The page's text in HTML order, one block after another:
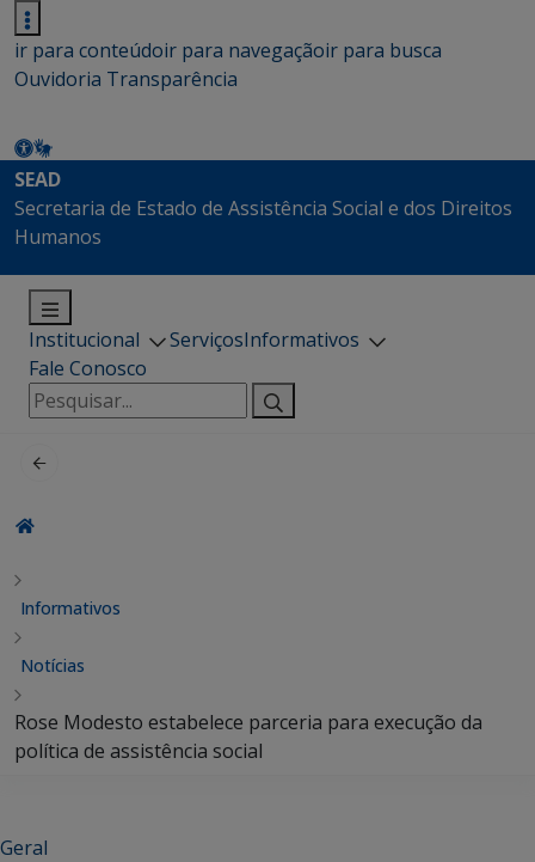
ir para conteúdoir para navegaçãoir para busca
Ouvidoria Transparência
SEAD
Secretaria de Estado de Assistência Social e dos Direitos
Humanos
Institucional ServiçosInformativos
Fale Conosco
Pesquisar
por:
Informativos
Notícias
Rose Modesto estabelece parceria para execução da
política de assistência social
Geral